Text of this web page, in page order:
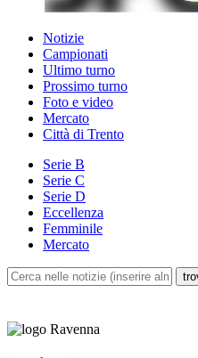
Notizie
Campionati
Ultimo turno
Prossimo turno
Foto e video
Mercato
Città di Trento
Serie B
Serie C
Serie D
Eccellenza
Femminile
Mercato